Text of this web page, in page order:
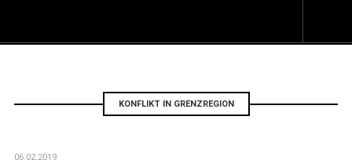
KONFLIKT IN GRENZREGION
06.02.2019